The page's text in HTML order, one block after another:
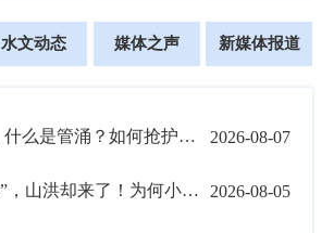
水文动态 媒体之声 新媒体报道
水利科普 | 什么是管涌？如何抢护？这条推送一次说清楚 2026-08-07
雨量不“暴”，山洪却来了！为何小雨也能酿成大灾？ 2026-08-05